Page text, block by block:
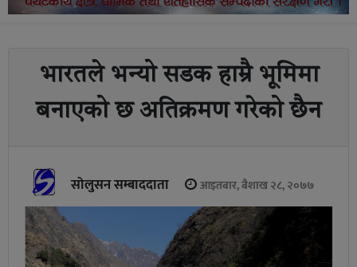
भारतले भन्यो सडक हाम्रै भूमिमा
बनाएको छ अतिक्रमण गरेको छैन
सोलुसन सम्बाददाता आइतबार, बैशाख २८, २०७७